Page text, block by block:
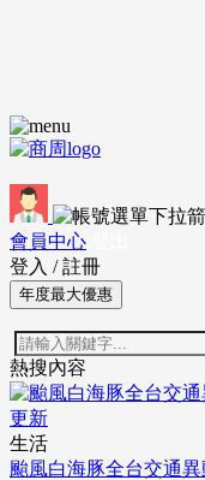
會員中心
登入 / 註冊
年度最大優惠
熱搜內容
生活
颱風白海豚全台交通